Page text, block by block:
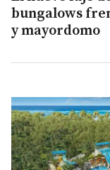
bungalows
y mayordomo